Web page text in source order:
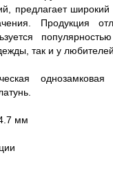
предлагает
Продукция
так и у
мм